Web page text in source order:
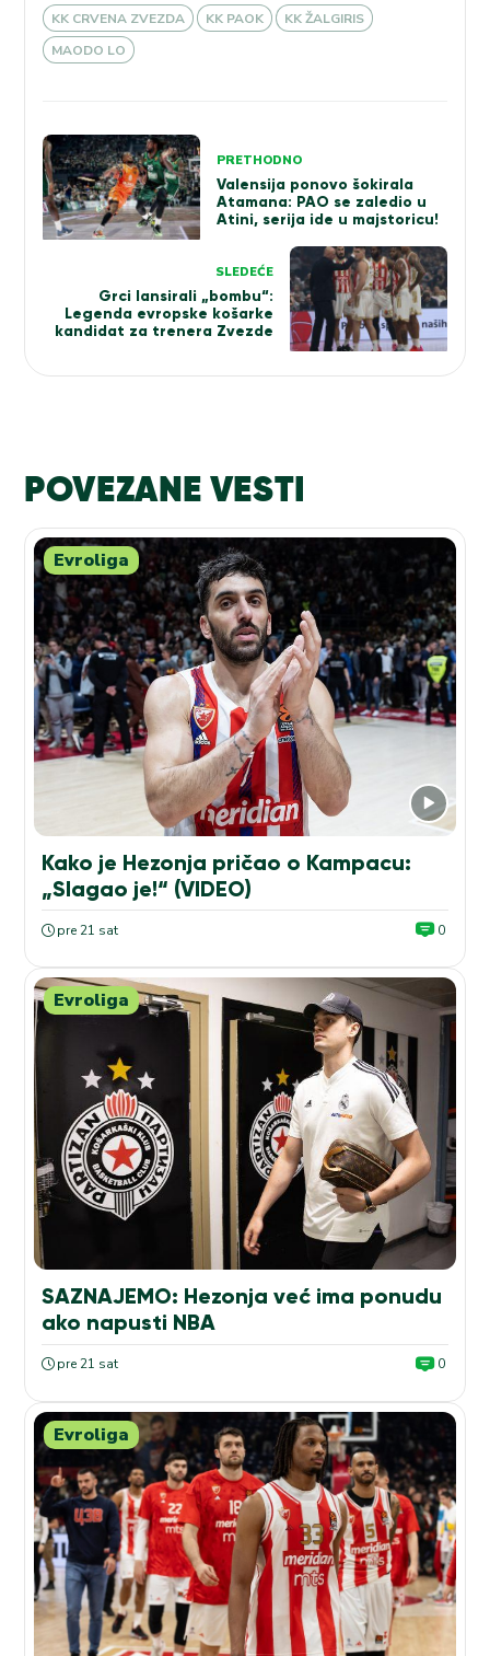
KK CRVENA ZVEZDA
KK PAOK
KK ŽALGIRIS
MAODO LO
Kretanje
članka
PRETHODNO
Valensija ponovo šokirala
Atamana: PAO se zaledio u
Atini, serija ide u majstoricu!
SLEDEĆE
Grci lansirali „bombu“:
Legenda evropske košarke
kandidat za trenera Zvezde
POVEZANE VESTI
Evroliga
Kako je Hezonja pričao o Kampacu:
„Slagao je!“ (VIDEO)
pre 21 sat 0
Evroliga
SAZNAJEMO: Hezonja već ima ponudu
ako napusti NBA
pre 21 sat 0
Evroliga